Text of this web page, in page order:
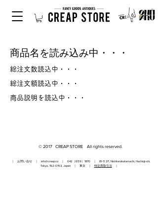
商品名を読み込み中・・・
総注文数読込中・・・
総注文額読込中・・・
商品説明を読込中・・・
© 2017 CREAP STORE All rights reserved.
｜ お問い合せ ｜ info@creap.co｜ 042（659）1870 ｜ 81-11 2F, Nishiterakatamachi, Hachioji-shi,
Tokyo, 192-0153, Japan ｜ 東京 ｜ 特定商取引法｜